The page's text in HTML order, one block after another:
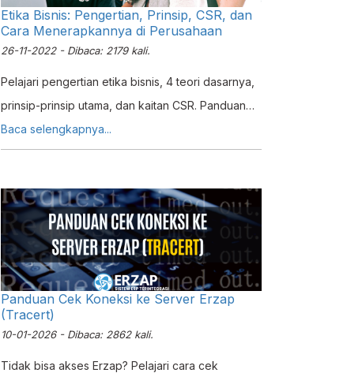
Etika Bisnis: Pengertian, Prinsip, CSR, dan
Cara Menerapkannya di Perusahaan
26-11-2022 - Dibaca: 2179 kali.
Pelajari pengertian etika bisnis, 4 teori dasarnya,
prinsip-prinsip utama, dan kaitan CSR. Panduan
lengkap untuk UKM Indonesia yang ingin bisnis
berkelanjutan.
Baca selengkapnya...
Panduan Cek Koneksi ke Server Erzap
(Tracert)
10-01-2026 - Dibaca: 2862 kali.
Tidak bisa akses Erzap? Pelajari cara cek